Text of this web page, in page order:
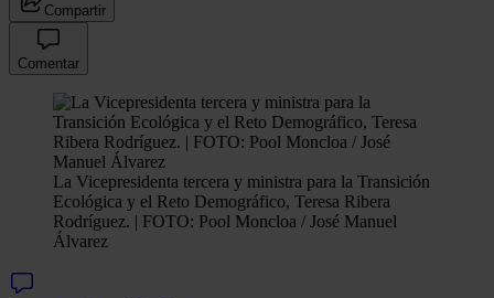
Compartir
Comentar
La Vicepresidenta tercera y ministra para la Transición
Ecológica y el Reto Demográfico, Teresa Ribera
Rodríguez. | FOTO: Pool Moncloa / José Manuel
Álvarez